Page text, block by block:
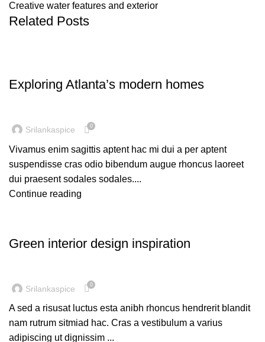
Creative water features and exterior
Related Posts
Exploring Atlanta’s modern homes
Srilankaspice 0
Vivamus enim sagittis aptent hac mi dui a per aptent
suspendisse cras odio bibendum augue rhoncus laoreet
dui praesent sodales sodales....
Continue reading
Green interior design inspiration
Srilankaspice 0
A sed a risusat luctus esta anibh rhoncus hendrerit blandit
nam rutrum sitmiad hac. Cras a vestibulum a varius
adipiscing ut dignissim ...